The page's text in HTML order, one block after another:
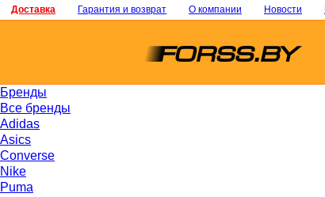
Доставка Гарантия и возврат О компании Новости
Бренды
Все бренды
Adidas
Asics
Converse
Nike
Puma